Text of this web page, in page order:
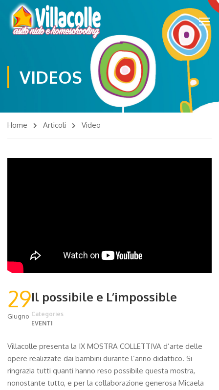
VIDEOS
Home Articoli Video
29
Giugno
Il possibile e L’impossible
Categories
EVENTI
Villacolle presenta la IX MOSTRA COLLETTIVA d’arte delle
opere realizzate dai bambini durante l’anno didattico. Si
ringrazia tutti quanti hanno reso possibile questa mostra,
nonostante tutto, e per la collaborazione generosa Micaela